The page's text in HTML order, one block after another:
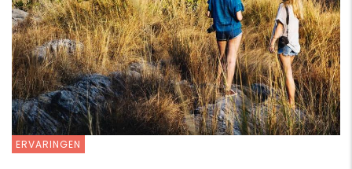
ERVARINGEN